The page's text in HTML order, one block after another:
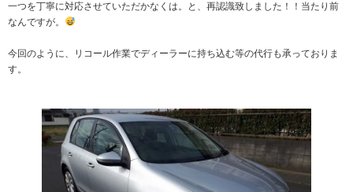
一つを丁寧に対応させていただかなくは。と、再認識致しました！！当たり前
なんですが。
今回のように、リコール作業でディーラーに持ち込む等の代行も承っておりま
す。